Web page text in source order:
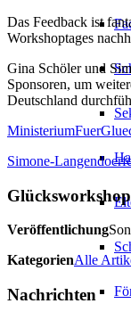
Das Feedback ist
Workshoptages
Gina Schöler und
Sponsoren, um
Deutschland
Simone-
Veröffentlichung
KategorienAlle
Nachrichten